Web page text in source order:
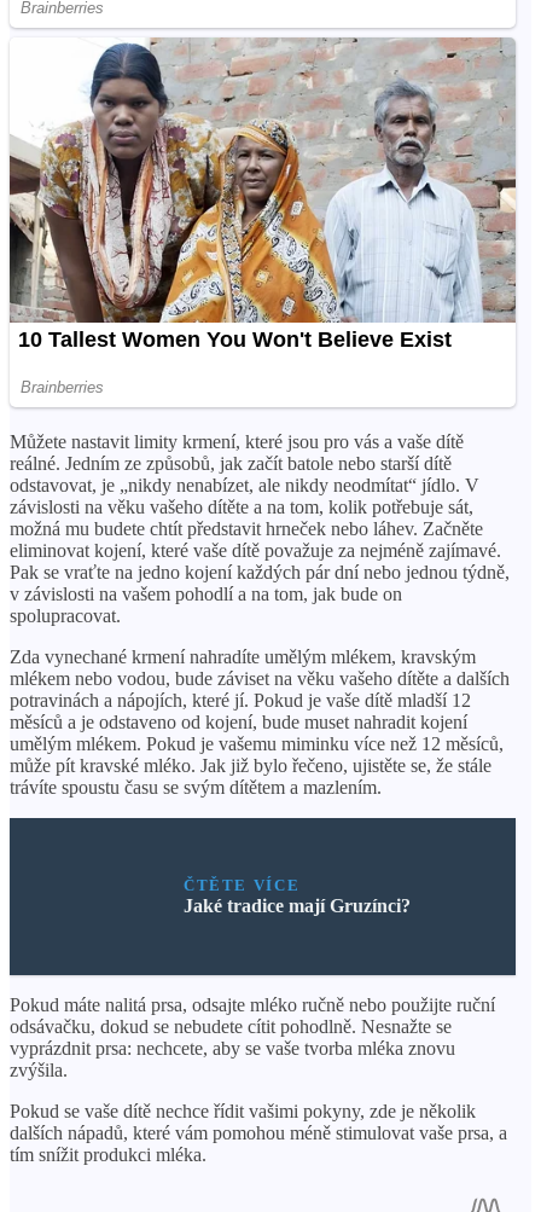
Můžete nastavit limity krmení, které jsou pro vás a vaše dítě
reálné. Jedním ze způsobů, jak začít batole nebo starší dítě
odstavovat, je „nikdy nenabízet, ale nikdy neodmítat“ jídlo. V
závislosti na věku vašeho dítěte a na tom, kolik potřebuje sát,
možná mu budete chtít představit hrneček nebo láhev. Začněte
eliminovat kojení, které vaše dítě považuje za nejméně zajímavé.
Pak se vraťte na jedno kojení každých pár dní nebo jednou týdně,
v závislosti na vašem pohodlí a na tom, jak bude on
spolupracovat.
Zda vynechané krmení nahradíte umělým mlékem, kravským
mlékem nebo vodou, bude záviset na věku vašeho dítěte a dalších
potravinách a nápojích, které jí. Pokud je vaše dítě mladší 12
měsíců a je odstaveno od kojení, bude muset nahradit kojení
umělým mlékem. Pokud je vašemu miminku více než 12 měsíců,
může pít kravské mléko. Jak již bylo řečeno, ujistěte se, že stále
trávíte spoustu času se svým dítětem a mazlením.
ČTĚTE VÍCE
Jaké tradice mají Gruzínci?
Pokud máte nalitá prsa, odsajte mléko ručně nebo použijte ruční
odsávačku, dokud se nebudete cítit pohodlně. Nesnažte se
vyprázdnit prsa: nechcete, aby se vaše tvorba mléka znovu
zvýšila.
Pokud se vaše dítě nechce řídit vašimi pokyny, zde je několik
dalších nápadů, které vám pomohou méně stimulovat vaše prsa, a
tím snížit produkci mléka.